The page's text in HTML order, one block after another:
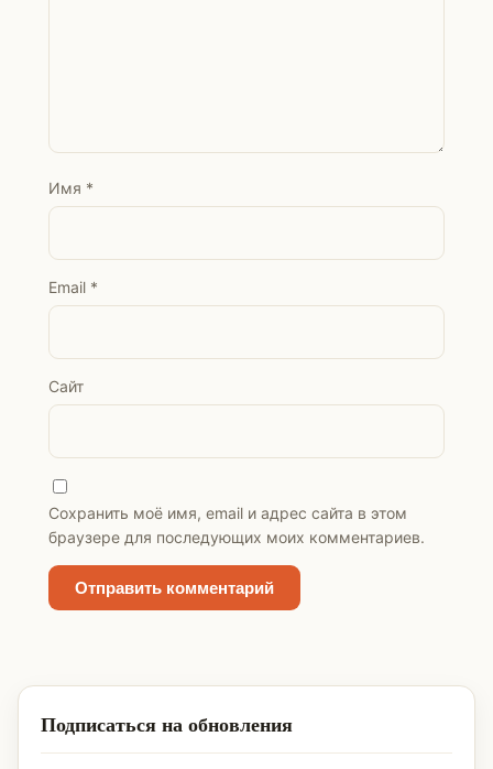
Имя *
Email *
Сайт
Сохранить моё имя, email и адрес сайта в этом
браузере для последующих моих комментариев.
Подписаться на обновления